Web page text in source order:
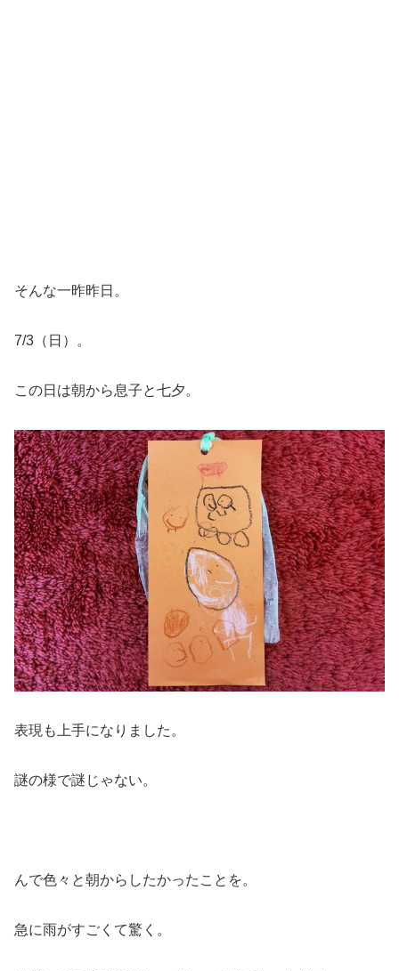
そんな一昨昨日。
7/3（日）。
この日は朝から息子と七夕。
表現も上手になりました。
謎の様で謎じゃない。
んで色々と朝からしたかったことを。
急に雨がすごくて驚く。